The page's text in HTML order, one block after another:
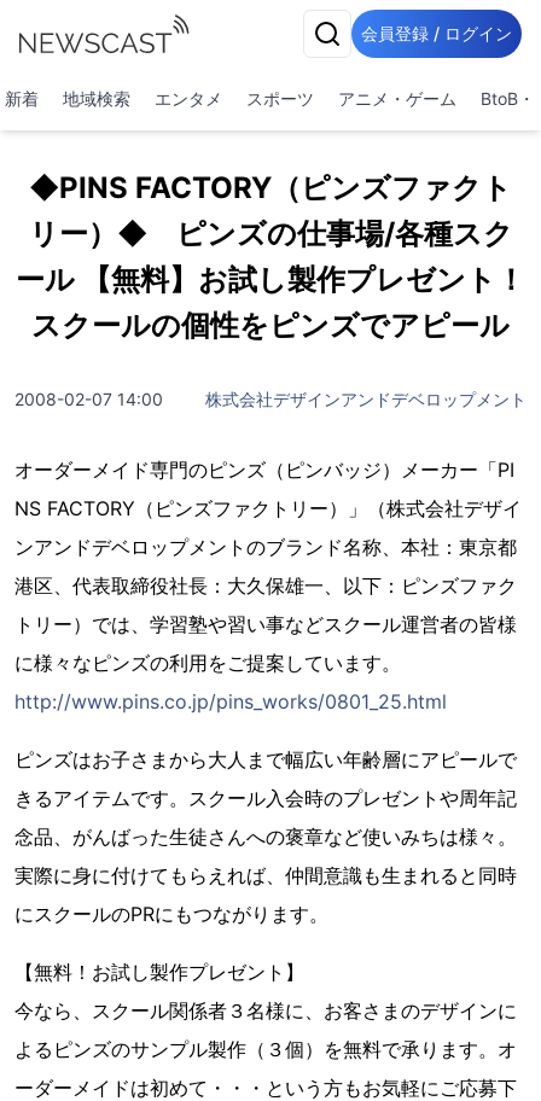
会員登録 / ログイン
新着 地域検索 エンタメ スポーツ アニメ・ゲーム BtoB・
◆PINS FACTORY（ピンズファクト
リー）◆ ピンズの仕事場/各種スク
ール 【無料】お試し製作プレゼント！
スクールの個性をピンズでアピール
2008-02-07 14:00 株式会社デザインアンドデベロップメント
オーダーメイド専門のピンズ（ピンバッジ）メーカー「PI
NS FACTORY（ピンズファクトリー）」（株式会社デザイ
ンアンドデベロップメントのブランド名称、本社：東京都
港区、代表取締役社長：大久保雄一、以下：ピンズファク
トリー）では、学習塾や習い事などスクール運営者の皆様
に様々なピンズの利用をご提案しています。
http://www.pins.co.jp/pins_works/0801_25.html
ピンズはお子さまから大人まで幅広い年齢層にアピールで
きるアイテムです。スクール入会時のプレゼントや周年記
念品、がんばった生徒さんへの褒章など使いみちは様々。
実際に身に付けてもらえれば、仲間意識も生まれると同時
にスクールのPRにもつながります。
【無料！お試し製作プレゼント】
今なら、スクール関係者３名様に、お客さまのデザインに
よるピンズのサンプル製作（３個）を無料で承ります。オ
ーダーメイドは初めて・・・という方もお気軽にご応募下